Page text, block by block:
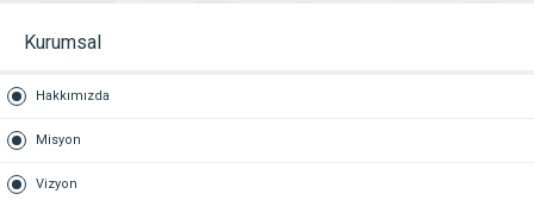
Kurumsal
Hakkımızda
Misyon
Vizyon